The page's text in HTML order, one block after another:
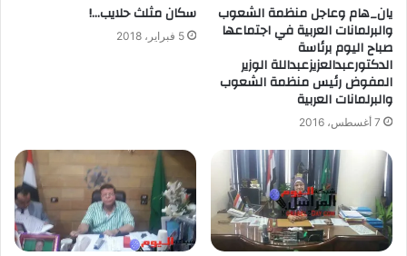
يان_هام وعاجل منظمة الشعوب
والبرلمانات العربية في اجتماعها
صباح اليوم برئاسة
الدكتورعبدالعزيزعبداللة الوزير
المفوض رئيس منظمة الشعوب
والبرلمانات العربية
7 أغسطس، 2016
سكان مثلث حلايب…!
5 فبراير، 2018